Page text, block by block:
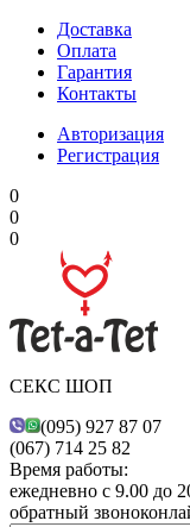
Доставка
Оплата
Гарантия
Контакты
Авторизация
Регистрация
0
0
0
СЕКС ШОП
(095) 927 87 07
(067) 714 25 82
Время работы:
ежедневно с 9.00 до
обратный звонок